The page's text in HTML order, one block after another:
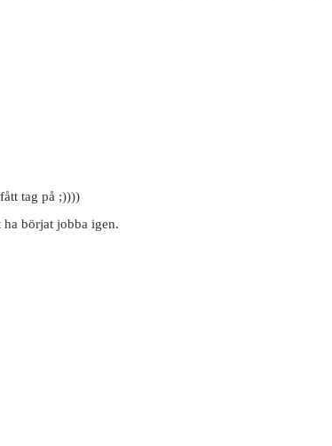
tag på ;))))
ha börjat jobba igen.